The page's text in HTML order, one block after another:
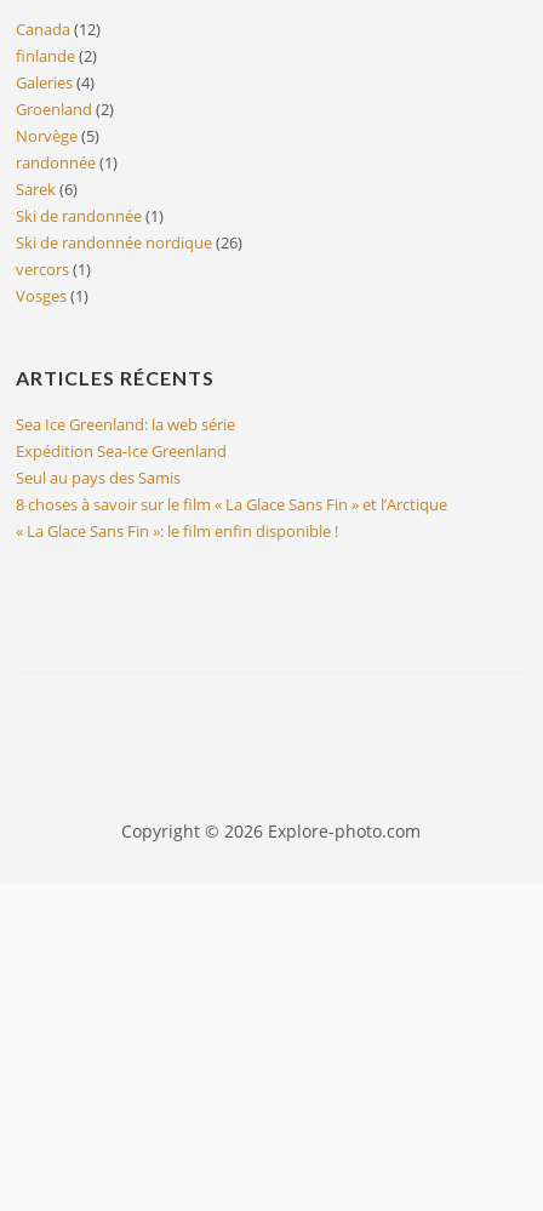
Canada(12)
finlande(2)
Galeries(4)
Groenland (2)
Norvège(5)
randonnée(1)
Sarek(6)
Ski de randonnée(1)
Ski de randonnée nordique(26)
vercors(1)
Vosges(1)
ARTICLES RÉCENTS
Sea Ice Greenland: la web série
Expédition Sea-Ice Greenland
Seul au pays des Samis
8 choses à savoir sur le film « La Glace Sans Fin » et l’Arctique
« La Glace Sans Fin »: le film enfin disponible !
Copyright © 2026 Explore-photo.com